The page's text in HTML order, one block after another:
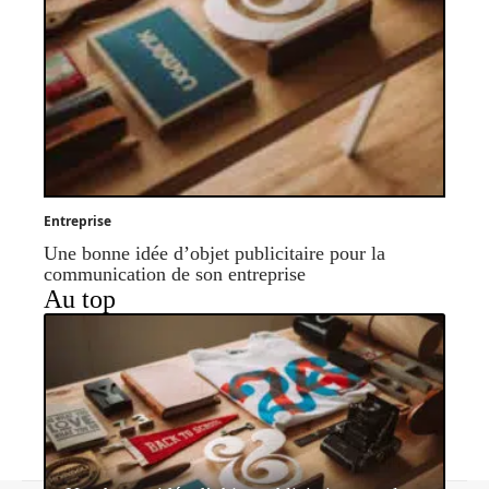
Entreprise
Une bonne idée d’objet publicitaire pour la
communication de son entreprise
Au top